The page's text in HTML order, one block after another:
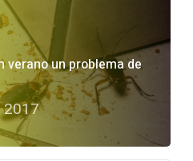
verano un problema de
2017